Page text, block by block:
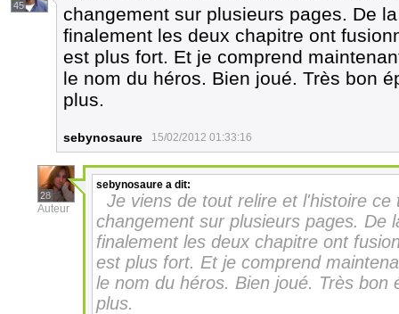
45
changement sur plusieurs pages. De
finalement les deux chapitre ont
est plus fort. Et je comprend
le nom du héros. Bien joué. Très bon
plus.
sebynosaure 15/02/2012 01:33:16
28
Auteur
sebynosaure a dit:
Je viens de tout relire et l'histoire
changement sur plusieurs pages. De
finalement les deux chapitre ont
est plus fort. Et je comprend
le nom du héros. Bien joué. Très bon
plus.